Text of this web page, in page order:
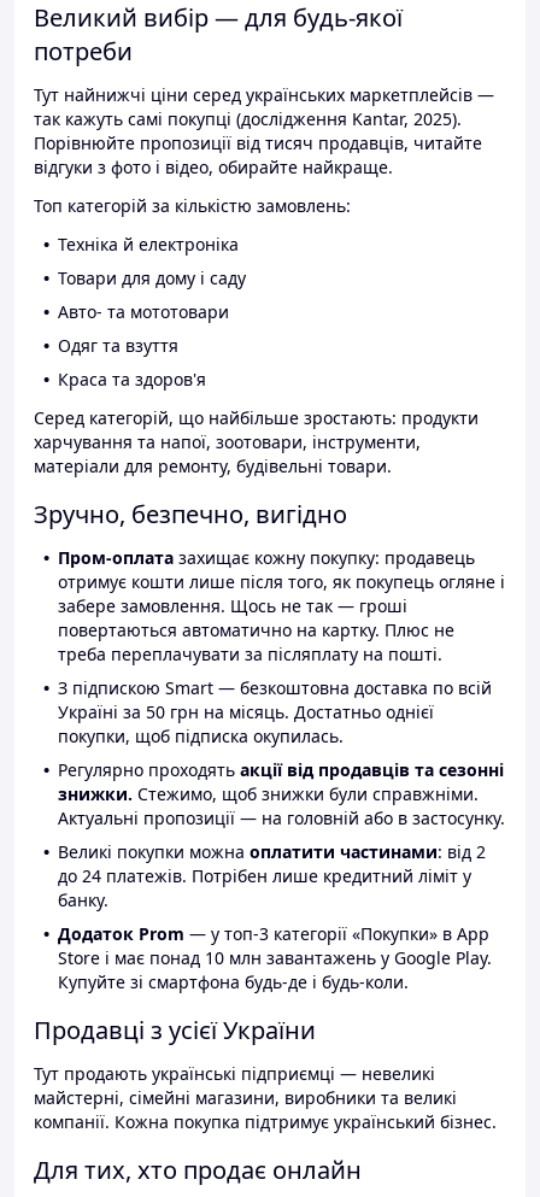
Великий вибір — для будь-якої
потреби
Тут найнижчі ціни серед українських маркетплейсів —
так кажуть самі покупці (дослідження Kantar, 2025).
Порівнюйте пропозиції від тисяч продавців, читайте
відгуки з фото і відео, обирайте найкраще.
Топ категорій за кількістю замовлень:
Техніка й електроніка
Товари для дому і саду
Авто- та мототовари
Одяг та взуття
Краса та здоров'я
Серед категорій, що найбільше зростають: продукти
харчування та напої, зоотовари, інструменти,
матеріали для ремонту, будівельні товари.
Зручно, безпечно, вигідно
Пром-оплата захищає кожну покупку: продавець
отримує кошти лише після того, як покупець огляне і
забере замовлення. Щось не так — гроші
повертаються автоматично на картку. Плюс не
треба переплачувати за післяплату на пошті.
З підпискою Smart — безкоштовна доставка по всій
Україні за 50 грн на місяць. Достатньо однієї
покупки, щоб підписка окупилась.
Регулярно проходять акції від продавців та сезонні
знижки. Стежимо, щоб знижки були справжніми.
Актуальні пропозиції — на головній або в застосунку.
Великі покупки можна оплатити частинами: від 2
до 24 платежів. Потрібен лише кредитний ліміт у
банку.
Додаток Prom — у топ-3 категорії «Покупки» в App
Store і має понад 10 млн завантажень у Google Play.
Купуйте зі смартфона будь-де і будь-коли.
Продавці з усієї України
Тут продають українські підприємці — невеликі
майстерні, сімейні магазини, виробники та великі
компанії. Кожна покупка підтримує український бізнес.
Для тих, хто продає онлайн